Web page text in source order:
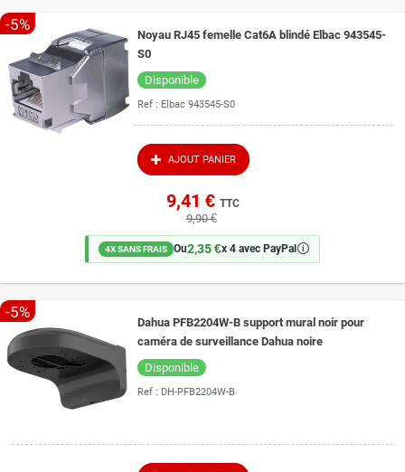
-5%
Noyau RJ45 femelle Cat6A blindé Elbac 943545-
S0
Disponible
Ref : Elbac 943545-S0
AJOUT PANIER
9,41 € TTC
9,90 €
4X SANS FRAIS Ou2,35 €x 4 avec PayPal 🛈
-5%
Dahua PFB2204W-B support mural noir pour
caméra de surveillance Dahua noire
Disponible
Ref : DH-PFB2204W-B